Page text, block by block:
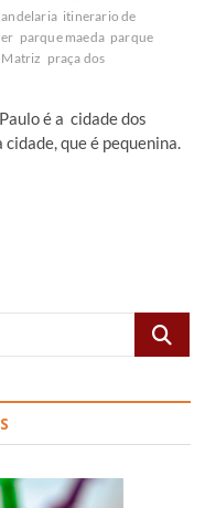
itinerario de
parque maeda parque
Matriz praça dos
é a cidade dos
que é pequenina.
Posso
ajudar?